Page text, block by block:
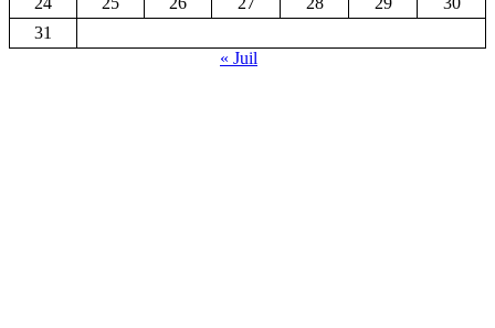
31
« Juil